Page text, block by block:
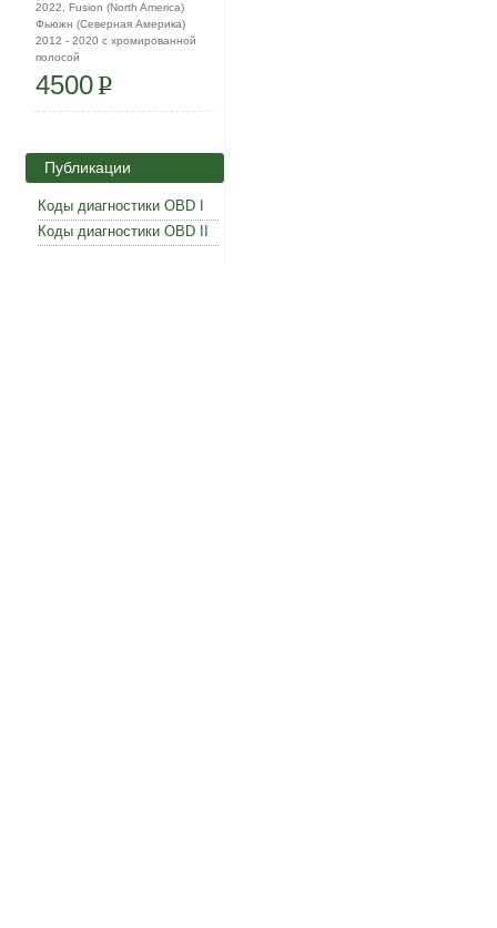
2022, Fusion (North America)
Фьюжн (Северная Америка)
2012 - 2020 с хромированной
полосой
4500P
Публикации
Коды диагностики OBD I
Коды диагностики OBD II